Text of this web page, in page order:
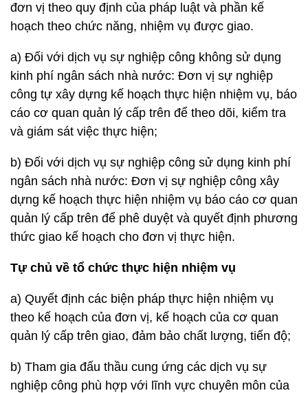
đơn vị theo quy định của pháp luật và phần kế
hoạch theo chức năng, nhiệm vụ được giao.
a) Đối với dịch vụ sự nghiệp công không sử dụng
kinh phí ngân sách nhà nước: Đơn vị sự nghiệp
công tự xây dựng kế hoạch thực hiện nhiệm vụ, báo
cáo cơ quan quản lý cấp trên để theo dõi, kiểm tra
và giám sát việc thực hiện;
b) Đối với dịch vụ sự nghiệp công sử dụng kinh phí
ngân sách nhà nước: Đơn vị sự nghiệp công xây
dựng kế hoạch thực hiện nhiệm vụ báo cáo cơ quan
quản lý cấp trên để phê duyệt và quyết định phương
thức giao kế hoạch cho đơn vị thực hiện.
Tự chủ về tổ chức thực hiện nhiệm vụ
a) Quyết định các biện pháp thực hiện nhiệm vụ
theo kế hoạch của đơn vị, kế hoạch của cơ quan
quản lý cấp trên giao, đảm bảo chất lượng, tiến độ;
b) Tham gia đấu thầu cung ứng các dịch vụ sự
nghiệp công phù hợp với lĩnh vực chuyên môn của